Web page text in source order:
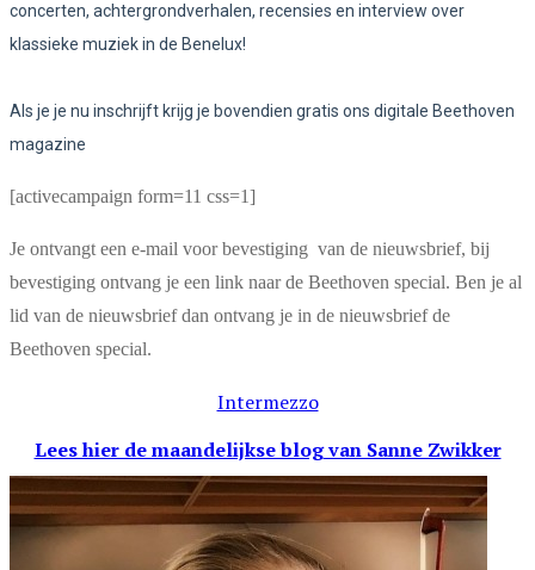
concerten, achtergrondverhalen, recensies en interview over
klassieke muziek in de Benelux!
Als je je nu inschrijft krijg je bovendien gratis ons digitale Beethoven
magazine
[activecampaign form=11 css=1]
Je ontvangt een e-mail voor bevestiging van de nieuwsbrief, bij
bevestiging ontvang je een link naar de Beethoven special. Ben je al
lid van de nieuwsbrief dan ontvang je in de nieuwsbrief de
Beethoven special.
Intermezzo
Lees hier de maandelijkse blogvan Sanne Zwikker